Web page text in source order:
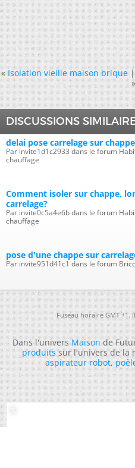
« Isolation vieille maison brique
»
DISCUSSIONS
delai pose carrelage sur
Par invite1d1c2933 dans le forum
chauffage
Comment isoler sur chappe,
carrelage?
Par invite0c5a4e6b dans le forum
chauffage
pose d'une chappe sur
Par invite951d41c1 dans le forum
Fuseau horaire GMT +1.
Dans l'universMaisonde
produitssur l'univers de la
aspirateur robot,